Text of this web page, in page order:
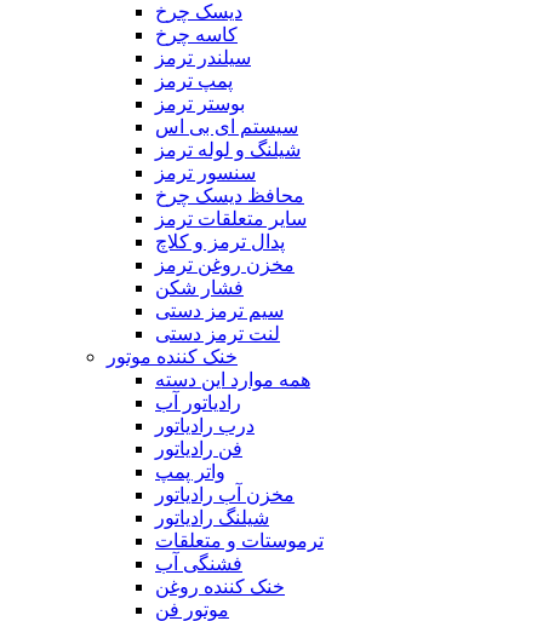
دیسک چرخ
کاسه چرخ
سیلندر ترمز
پمپ ترمز
بوستر ترمز
سیستم ای بی اس
شیلنگ و لوله ترمز
سنسور ترمز
محافظ دیسک چرخ
سایر متعلقات ترمز
پدال ترمز و کلاچ
مخزن روغن ترمز
فشار شکن
سیم ترمز دستی
لنت ترمز دستی
خنک کننده موتور
همه موارد این دسته
رادیاتور آب
درب رادیاتور
فن رادیاتور
واتر پمپ
مخزن آب رادیاتور
شیلنگ‌ رادیاتور
ترموستات و متعلقات
فشنگی آب
خنک‌ کننده روغن
موتور فن